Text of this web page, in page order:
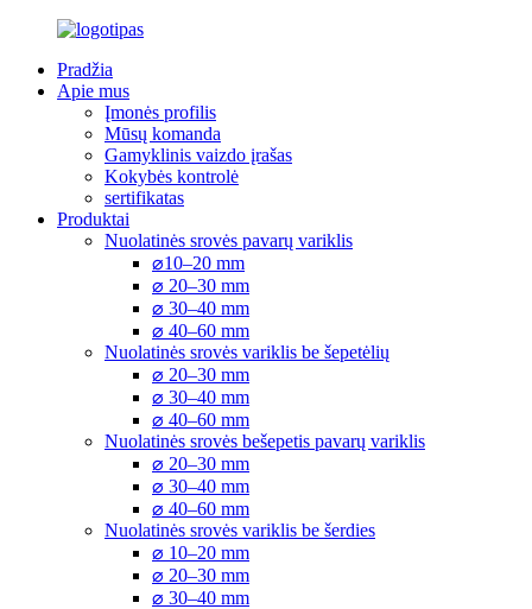
Pradžia
Apie mus
Įmonės profilis
Mūsų komanda
Gamyklinis vaizdo įrašas
Kokybės kontrolė
sertifikatas
Produktai
Nuolatinės srovės pavarų variklis
⌀10–20 mm
⌀ 20–30 mm
⌀ 30–40 mm
⌀ 40–60 mm
Nuolatinės srovės variklis be šepetėlių
⌀ 20–30 mm
⌀ 30–40 mm
⌀ 40–60 mm
Nuolatinės srovės bešepetis pavarų variklis
⌀ 20–30 mm
⌀ 30–40 mm
⌀ 40–60 mm
Nuolatinės srovės variklis be šerdies
⌀ 10–20 mm
⌀ 20–30 mm
⌀ 30–40 mm